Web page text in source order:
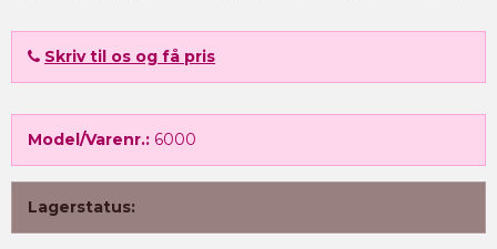
Skriv til os og få pris
Model/Varenr.: 6000
Lagerstatus: